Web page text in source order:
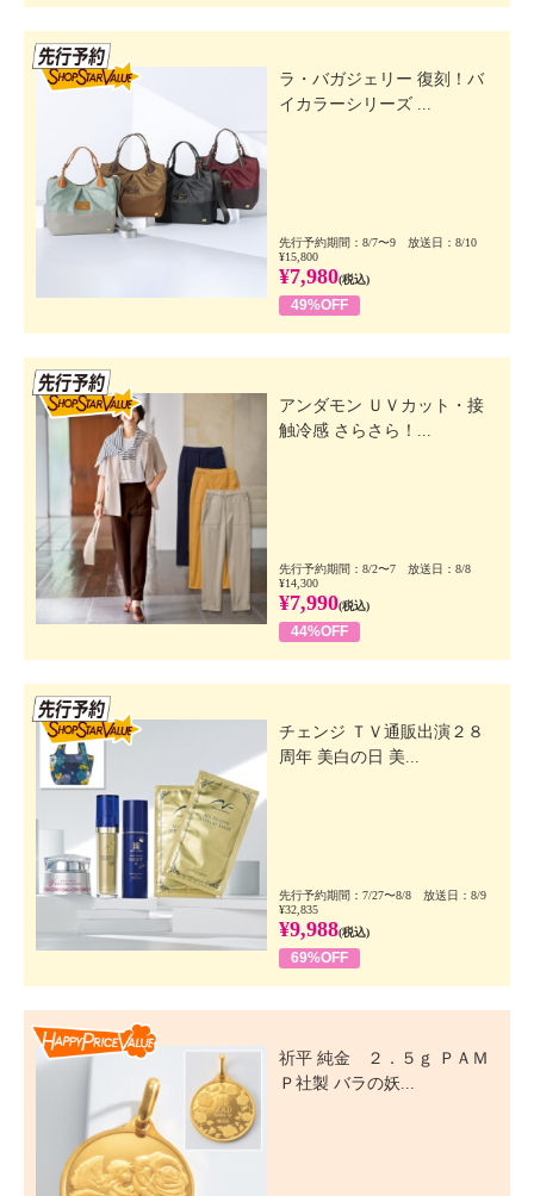
ラ・バガジェリー 復刻！バ
イカラーシリーズ ...
先行予約期間：8/7〜9 放送日：8/10
¥15,800
¥7,980(税込)
49%OFF
アンダモン ＵＶカット・接
触冷感 さらさら！...
先行予約期間：8/2〜7 放送日：8/8
¥14,300
¥7,990(税込)
44%OFF
チェンジ ＴＶ通販出演２８
周年 美白の日 美...
先行予約期間：7/27〜8/8 放送日：8/9
¥32,835
¥9,988(税込)
69%OFF
祈平 純金 ２．５ｇ ＰＡＭ
Ｐ社製 バラの妖...